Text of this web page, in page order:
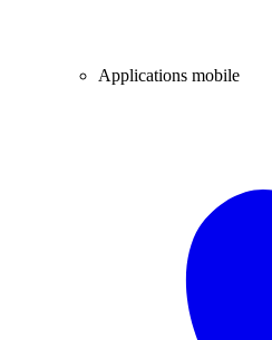
Applications mobile